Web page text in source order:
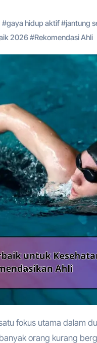
#gaya hidup aktif#jantung
2026#Rekomendasi Ahli
orang kurang